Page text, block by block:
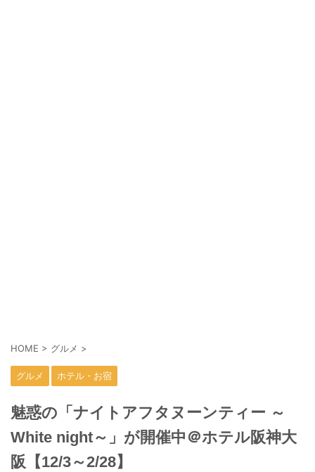
HOME > グルメ >
グルメ ホテル・お宿
魅惑の「ナイトアフタヌーンティー ～
White night～」が開催中＠ホテル阪神大
阪【12/3～2/28】